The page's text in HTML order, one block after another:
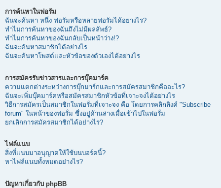
การค้นหาในฟอรัม
ฉันจะค้นหา หนึ่ง ฟอรัมหรือหลายฟอรัมได้อย่างไร?
ทำไมการค้นหาของฉันถึงไม่มีผลลัพธ์?
ทำไมการค้นหาของฉันกลับเป็นหน้าว่าง!?
ฉันจะค้นหาสมาชิกได้อย่างไร
ฉันจะค้นหาโพสต์และหัวข้อของตัวเองได้อย่างไร
การสมัครรับข่าวสารและการบุ๊คมาร์ค
ความแตกต่างระหว่างการบุ๊กมาร์กและการสมัครสมาชิกคืออะไร?
ฉันจะเพิ่มบุ๊คมาร์คหรือสมัครสมาชิกหัวข้อที่เจาะจงได้อย่างไร
วิธีการสมัครเป็นสมาชิกในฟอรั่มที่เจาะจง คือ โดยการคลิกลิงค์ "Subscribe
forum" ในหน้าของฟอรั่ม ซึ่งอยู่ด้านล่างเมื่อเข้าไปในฟอรั่ม
ยกเลิกการสมัครสมาชิกได้อย่างไร?
ไฟล์แนบ
สิ่งที่แนบมาอนุญาตให้ใช้บนบอร์ดนี้?
หาไฟล์แนบทั้งหมดอย่างไร?
ปัญหาเกี่ยวกับ phpBB